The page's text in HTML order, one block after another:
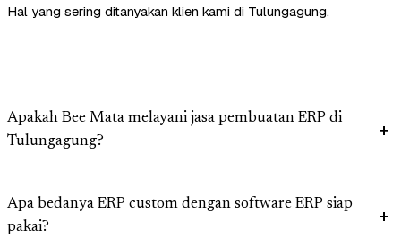
Hal yang sering ditanyakan klien kami di Tulungagung.
Apakah Bee Mata melayani jasa pembuatan ERP di
Tulungagung?
Apa bedanya ERP custom dengan software ERP siap
pakai?